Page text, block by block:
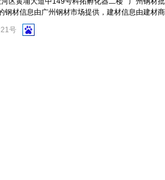
钢材信息由广州钢材市场提供，建材信息由建材
号